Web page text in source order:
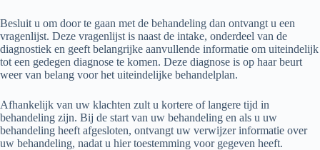
Besluit u om door te gaan met de behandeling dan ontvangt u een
vragenlijst. Deze vragenlijst is naast de intake, onderdeel van de
diagnostiek en geeft belangrijke aanvullende informatie om uiteindelijk
tot een gedegen diagnose te komen. Deze diagnose is op haar beurt
weer van belang voor het uiteindelijke behandelplan.
Afhankelijk van uw klachten zult u kortere of langere tijd in
behandeling zijn. Bij de start van uw behandeling en als u uw
behandeling heeft afgesloten, ontvangt uw verwijzer informatie over
uw behandeling, nadat u hier toestemming voor gegeven heeft.